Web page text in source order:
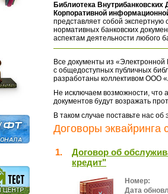
Библиотека
Корпоративной
представляет собой экспертную
нормативных банковских
аспектам деятельности любого
Все документы из «Электронной
с общедоступных публичных
разработаны коллективом ООО
Не исключаем возможности, что
документов будут возражать
В таком случае поставьте нас
Договоры эквайринга
1.
Договор об
кредит"
Номер:
Дата